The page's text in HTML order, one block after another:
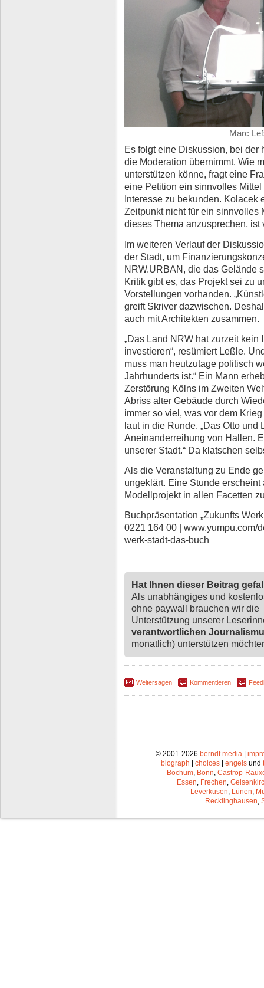
Marc
Es folgt eine Diskussion, bei der
die Moderation übernimmt. Wie
unterstützen könne, fragt eine
eine Petition ein sinnvolles
Interesse zu bekunden. Kolacek
Zeitpunkt nicht für ein sinnvolles
dieses Thema anzusprechen, ist
Im weiteren Verlauf der
der Stadt, um
NRW.URBAN, die das Gelände
Kritik gibt es, das Projekt sei zu
Vorstellungen vorhanden.
greift Skriver dazwischen.
auch mit Architekten zusammen.
„Das Land NRW hat zurzeit
investieren“, resümiert Leßle.
muss man heutzutage politisch
Jahrhunderts ist.“ Ein Mann
Zerstörung Kölns im Zweiten
Abriss alter Gebäude durch
immer so viel, was vor dem
laut in die Runde. „Das Otto
Aneinanderreihung von Hallen.
unserer Stadt.“ Da klatschen
Als die Veranstaltung zu Ende
ungeklärt. Eine Stunde
Modellprojekt in allen Facetten
Buchpräsentation „Zukunfts
0221 164 00 | www.yumpu.com/
werk-stadt-das-buch
Hat Ihnen dieser Beitrag
Als unabhängiges und
ohne paywall brauchen wir die
Unterstützung unserer
verantwortlichen
monatlich) unterstützen
Weitersagen Kommentieren
© 2001-2026 berndt media |
biograph | choices | engels und
Bochum Bonn Castrop-
Essen Frechen
Leverkusen Lünen
Recklinghausen